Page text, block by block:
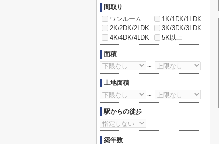
間取り
ワンルーム
1K/1DK/1LDK
2K/2DK/2LDK
3K/3DK/3LDK
4K/4DK/4LDK
5K以上
面積
～
土地面積
～
駅からの徒歩
築年数